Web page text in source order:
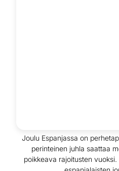
Joulu Espanjassa on
perinteinen juhla saattaa
poikkeava rajoitusten